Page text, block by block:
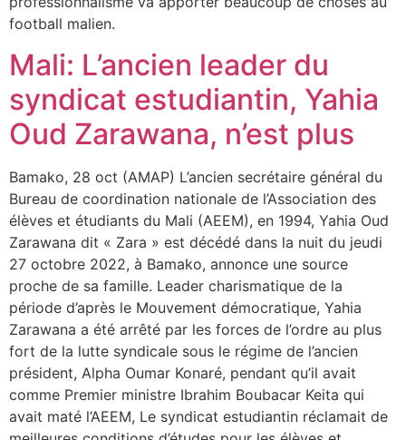
football malien.
Mali: L’ancien leader du
syndicat estudiantin, Yahia
Oud Zarawana, n’est plus
Bamako, 28 oct (AMAP) L’ancien secrétaire général du
Bureau de coordination nationale de l’Association des
élèves et étudiants du Mali (AEEM), en 1994, Yahia Oud
Zarawana dit « Zara » est décédé dans la nuit du jeudi
27 octobre 2022, à Bamako, annonce une source
proche de sa famille. Leader charismatique de la
période d’après le Mouvement démocratique, Yahia
Zarawana a été arrêté par les forces de l’ordre au plus
fort de la lutte syndicale sous le régime de l’ancien
président, Alpha Oumar Konaré, pendant qu’il avait
comme Premier ministre Ibrahim Boubacar Keita qui
avait maté l’AEEM, Le syndicat estudiantin réclamait de